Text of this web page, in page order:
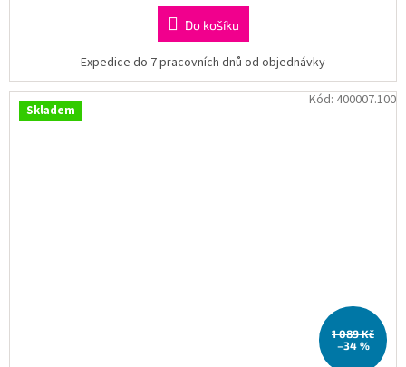
Do košíku
Expedice do 7 pracovních dnů od objednávky
Skladem
1 089 Kč
–34 %
Kód: 400007.100